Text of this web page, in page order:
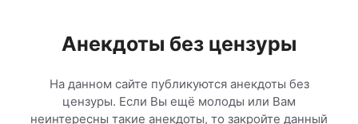
содержимомуАнекдоты без цензуры
На данном сайте публикуются анекдоты без
цензуры. Если Вы ещё молоды или Вам
неинтересны такие анекдоты, то закройте данный